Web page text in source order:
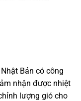
Bản có công
nhận được nhiệt
lượng gió cho